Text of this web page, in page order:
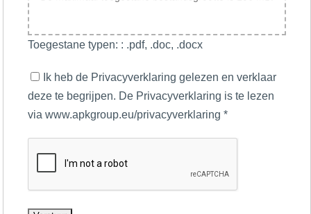
Toegestane typen: : .pdf, .doc, .docx
Ik heb de Privacyverklaring gelezen en verklaar
deze te begrijpen. De Privacyverklaring is te lezen
via www.apkgroup.eu/privacyverklaring*